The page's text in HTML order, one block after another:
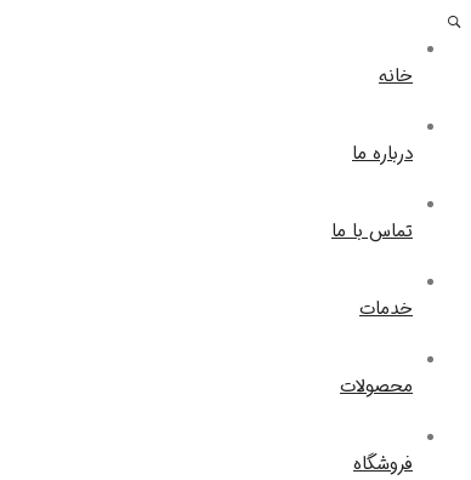
خانه
درباره ما
تماس با ما
خدمات
محصولات
فروشگاه